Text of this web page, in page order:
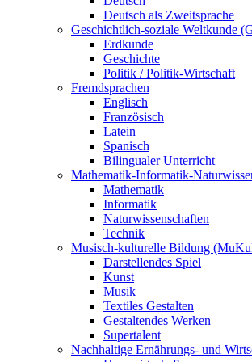
Deutsch als Zweitsprache
Geschichtlich-soziale Weltkunde
Erdkunde
Geschichte
Politik / Politik-Wirtschaft
Fremdsprachen
Englisch
Französisch
Latein
Spanisch
Bilingualer Unterricht
Mathematik-Informatik-
Mathematik
Informatik
Naturwissenschaften
Technik
Musisch-kulturelle Bildung
Darstellendes Spiel
Kunst
Musik
Textiles Gestalten
Gestaltendes Werken
Supertalent
Nachhaltige Ernährungs- und